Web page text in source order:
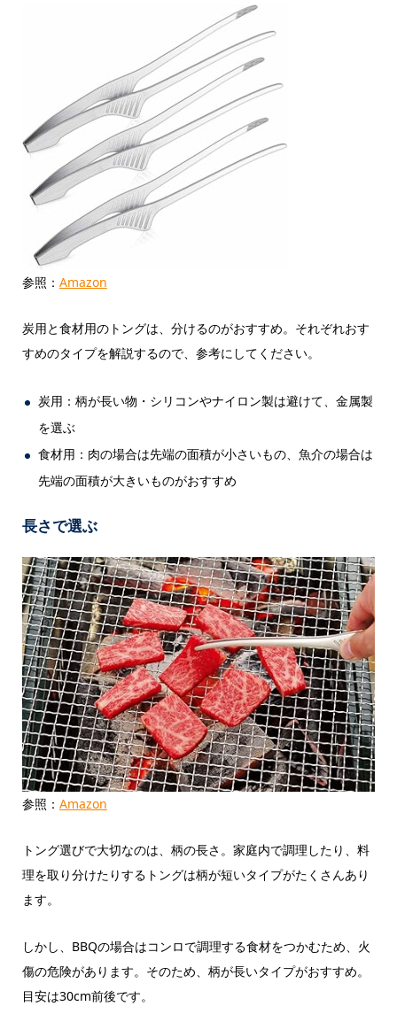
参照： Amazon
炭用と食材用のトングは、分けるのがおすすめ。それぞれおす
すめのタイプを解説するので、参考にしてください。
炭用：柄が長い物・シリコンやナイロン製は避けて、金属製
を選ぶ
食材用：肉の場合は先端の面積が小さいもの、魚介の場合は
先端の面積が大きいものがおすすめ
長さで選ぶ
参照： Amazon
トング選びで大切なのは、柄の長さ。家庭内で調理したり、料
理を取り分けたりするトングは柄が短いタイプがたくさんあり
ます。
しかし、BBQの場合はコンロで調理する食材をつかむため、火
傷の危険があります。そのため、柄が長いタイプがおすすめ。
目安は30cm前後です。